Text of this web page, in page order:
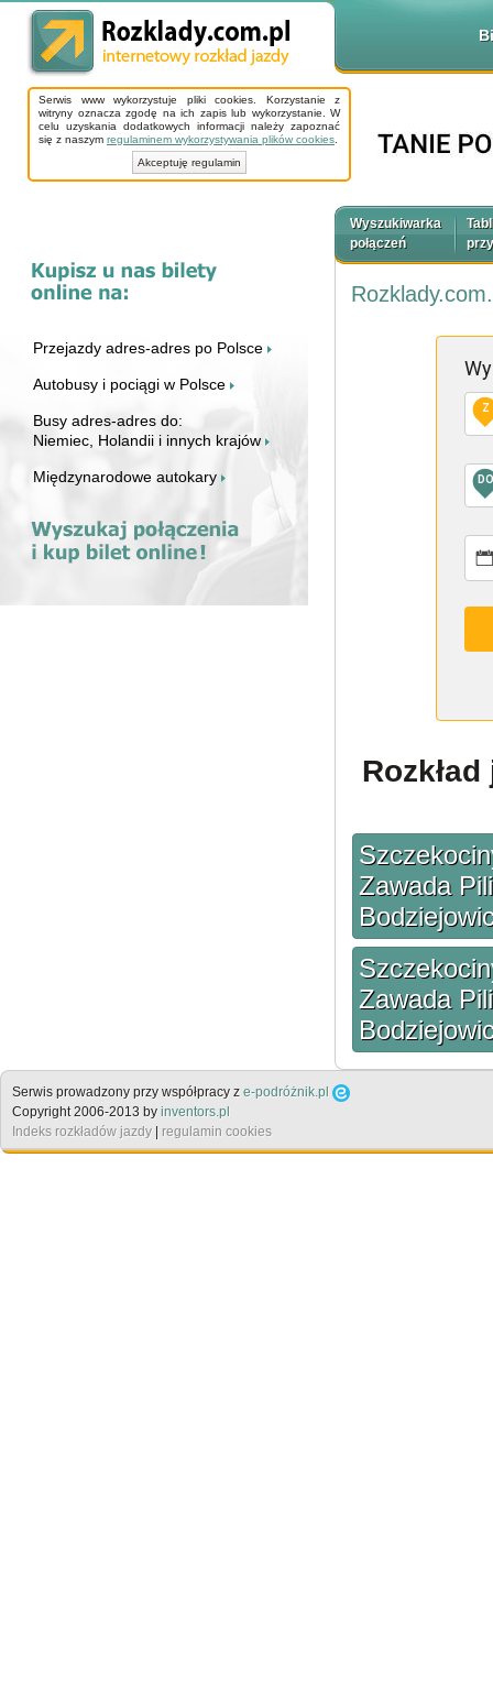
Serwis www wykorzystuje pliki cookies. Korzystanie z
witryny oznacza zgodę na ich zapis lub wykorzystanie. W
celu uzyskania dodatkowych informacji należy zapoznać
się z naszym regulaminem wykorzystywania plików cookies
Akceptuję regulamin
Przejazdy adres-adres po Polsce
Autobusy i pociągi w Polsce
Busy adres-adres do:
Niemiec, Holandii i innych krajów
Międzynarodowe autokary
Wyszukiwarka
połączeń
Z
DO
Zawada
Zawada
Serwis prowadzony przy współpracy z e-podróżnik.pl
Copyright 2006-2013 by inventors.pl
Indeks rozkładów jazdy
regulamin cookies